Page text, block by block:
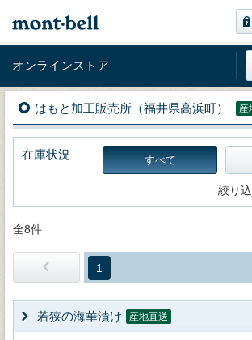
オンラインストア
はもと加工販売所（福井県高浜町） 産
在庫状況 すべて
絞り
全8件
1
若狭の海華漬け 産地直送